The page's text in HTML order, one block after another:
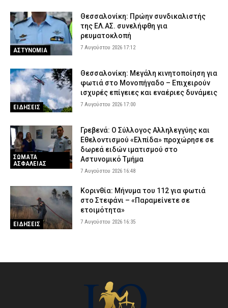
ΑΣΤΥΝΟΜΙΑ
Θεσσαλονίκη: Πρώην συνδικαλιστής
της ΕΛ.ΑΣ. συνελήφθη για
ρευματοκλοπή
7 Αυγούστου 2026 17:12
ΕΙΔΗΣΕΙΣ
Θεσσαλονίκη: Μεγάλη κινητοποίηση για
φωτιά στο Μονοπήγαδο – Επιχειρούν
ισχυρές επίγειες και εναέριες δυνάμεις
7 Αυγούστου 2026 17:00
ΣΩΜΑΤΑ
ΑΣΦΑΛΕΙΑΣ
Γρεβενά: Ο Σύλλογος Αλληλεγγύης και
Εθελοντισμού «Ελπίδα» προχώρησε σε
δωρεά ειδών ιματισμού στο
Αστυνομικό Τμήμα
7 Αυγούστου 2026 16:48
ΕΙΔΗΣΕΙΣ
Κορινθία: Μήνυμα του 112 για φωτιά
στο Στεφάνι – «Παραμείνετε σε
ετοιμότητα»
7 Αυγούστου 2026 16:35